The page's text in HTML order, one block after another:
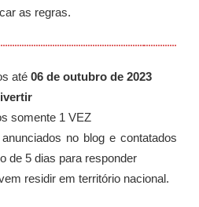
as regras.
até 06 de outubro de 2023
somente 1 VEZ
no blog e contatados
de 5 dias para responder
residir em território nacional.